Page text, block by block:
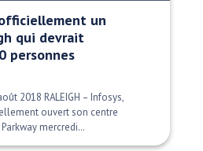
un
qui devrait
personnes
2018 RALEIGH – Infosys,
ouvert son centre
mercredi…